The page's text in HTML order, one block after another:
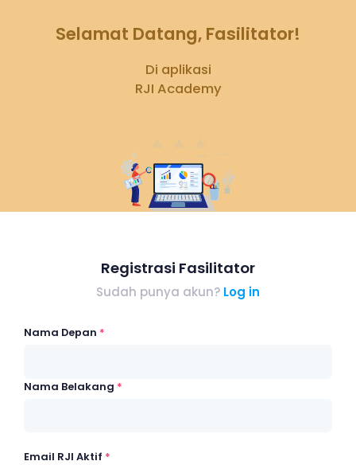
Selamat Datang, Fasilitator!
Di aplikasi
RJI Academy
Registrasi Fasilitator
Sudah punya akun? Log in
Nama Depan *
Nama Belakang *
Email RJI Aktif *